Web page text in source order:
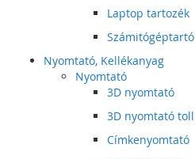
Laptop tartozék
Számitógéptartó
Nyomtató, Kellékanyag
Nyomtató
3D nyomtató
3D nyomtató toll
Címkenyomtató